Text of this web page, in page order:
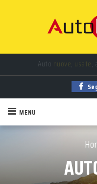
Auto nuove, usate,
MENU